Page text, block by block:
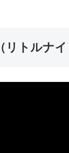
トルナイ